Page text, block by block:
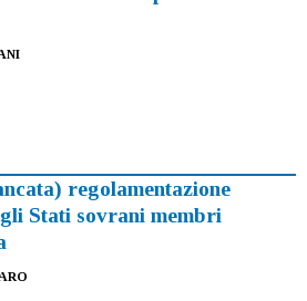
regolamentazione
Stati sovrani membri